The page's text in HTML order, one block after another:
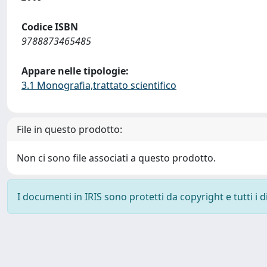
Codice ISBN
9788873465485
Appare nelle tipologie:
3.1 Monografia,trattato scientifico
File in questo prodotto:
Non ci sono file associati a questo prodotto.
I documenti in IRIS sono protetti da copyright e tutti i